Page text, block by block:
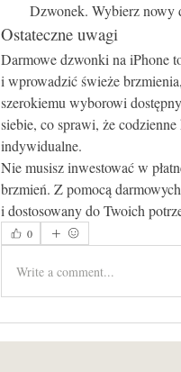
Dzwonek. Wybierz nowy
Ostateczne uwagi
Darmowe dzwonki na iPhone
i wprowadzić świeże
szerokiemu wyborowi
siebie, co sprawi, że
indywidualne.
Nie musisz inwestować w
brzmień. Z pomocą
i dostosowany do Twoich
0
Write a comment...